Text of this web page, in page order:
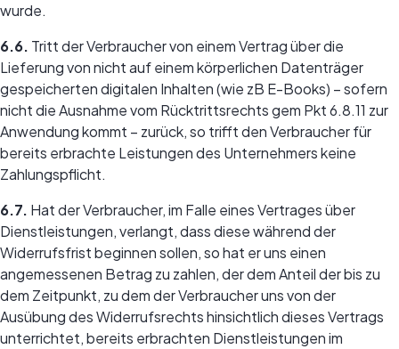
wurde.
6.6. Tritt der Verbraucher von einem Vertrag über die
Lieferung von nicht auf einem körperlichen Datenträger
gespeicherten digitalen Inhalten (wie zB E-Books) – sofern
nicht die Ausnahme vom Rücktrittsrechts gem Pkt 6.8.11 zur
Anwendung kommt – zurück, so trifft den Verbraucher für
bereits erbrachte Leistungen des Unternehmers keine
Zahlungspflicht.
6.7. Hat der Verbraucher, im Falle eines Vertrages über
Dienstleistungen, verlangt, dass diese während der
Widerrufsfrist beginnen sollen, so hat er uns einen
angemessenen Betrag zu zahlen, der dem Anteil der bis zu
dem Zeitpunkt, zu dem der Verbraucher uns von der
Ausübung des Widerrufsrechts hinsichtlich dieses Vertrags
unterrichtet, bereits erbrachten Dienstleistungen im